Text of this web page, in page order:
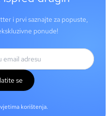
i prvi saznajte za popuste,
ponude!
se
korištenja.